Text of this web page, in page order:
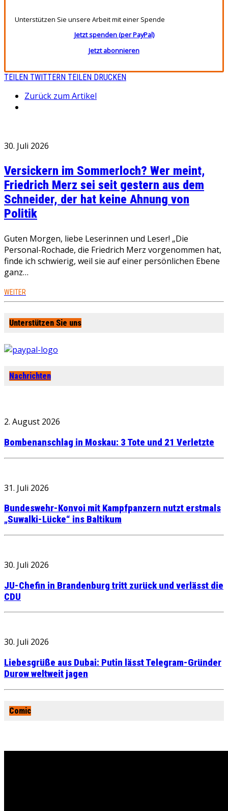
Unterstützen Sie unsere Arbeit mit einer Spende
Jetzt spenden (per PayPal)
Jetzt abonnieren
TEILEN TWITTERN TEILEN DRUCKEN
Zurück zum Artikel
30. Juli 2026
Versickern im Sommerloch? Wer meint,
Friedrich Merz sei seit gestern aus dem
Schneider, der hat keine Ahnung von
Politik
Guten Morgen, liebe Leserinnen und Leser! „Die
Personal-Rochade, die Friedrich Merz vorgenommen hat,
finde ich schwierig, weil sie auf einer persönlichen Ebene
ganz…
WEITER
Unterstützen Sie uns
Nachrichten
2. August 2026
Bombenanschlag in Moskau: 3 Tote und 21 Verletzte
31. Juli 2026
Bundeswehr-Konvoi mit Kampfpanzern nutzt erstmals
„Suwalki-Lücke“ ins Baltikum
30. Juli 2026
JU-Chefin in Brandenburg tritt zurück und verlässt die
CDU
30. Juli 2026
Liebesgrüße aus Dubai: Putin lässt Telegram-Gründer
Durow weltweit jagen
Comic